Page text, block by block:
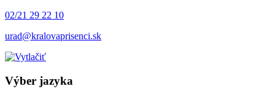
02/21 29 22 10
urad@kralovaprisenci.sk
Výber jazyka